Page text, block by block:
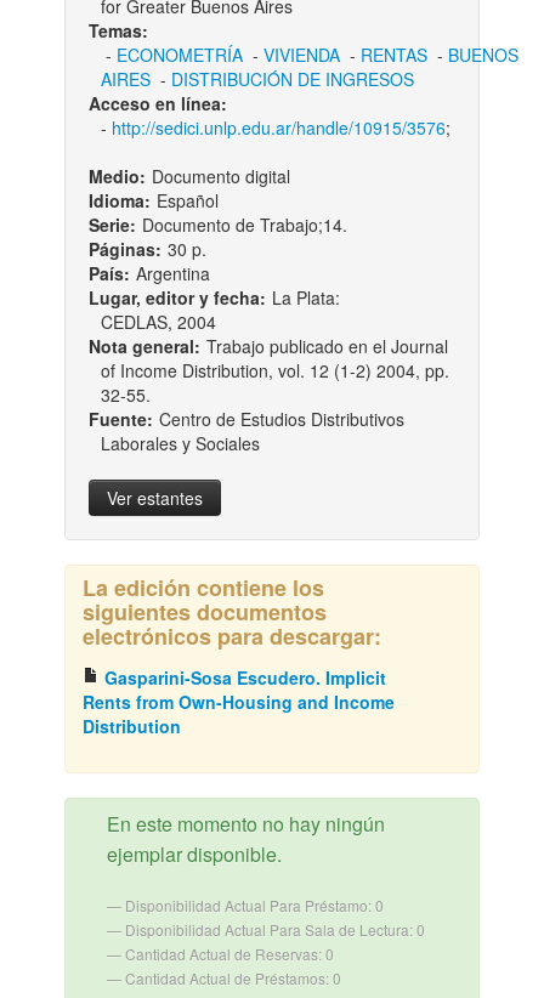
for Greater Buenos Aires
Temas:
- ECONOMETRÍA- VIVIENDA- RENTAS- BUENOS
AIRES- DISTRIBUCIÓN DE INGRESOS
Acceso en línea:
- http://sedici.unlp.edu.ar/handle/10915/3576;
Medio: Documento digital
Idioma: Español
Serie: Documento de Trabajo;14.
Páginas: 30 p.
País: Argentina
Lugar, editor y fecha: La Plata:
CEDLAS, 2004
Nota general: Trabajo publicado en el Journal
of Income Distribution, vol. 12 (1-2) 2004, pp.
32-55.
Fuente: Centro de Estudios Distributivos
Laborales y Sociales
Ver estantes
La edición contiene los
siguientes documentos
electrónicos para descargar:
Gasparini-Sosa Escudero. Implicit
Rents from Own-Housing and Income
Distribution
En este momento no hay ningún
ejemplar disponible.
Disponibilidad Actual Para Préstamo: 0
Disponibilidad Actual Para Sala de Lectura: 0
Cantidad Actual de Reservas: 0
Cantidad Actual de Préstamos: 0